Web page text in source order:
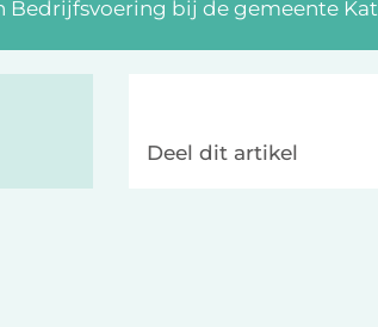
Bedrijfsvoering bij de gemeente
Deel dit artikel